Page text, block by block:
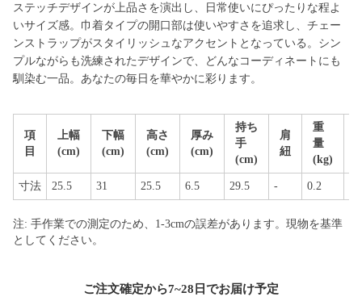
ステッチデザインが上品さを演出し、日常使いにぴったりな程よ
いサイズ感。巾着タイプの開口部は使いやすさを追求し、チェー
ンストラップがスタイリッシュなアクセントとなっている。シン
プルながらも洗練されたデザインで、どんなコーディネートにも
馴染む一品。あなたの毎日を華やかに彩ります。
項
目
上幅
(cm)
下幅
(cm)
高さ
(cm)
厚み
(cm)
持ち
手
(cm)
肩
紐
重
量
(kg)
寸法 25.5 31 25.5 6.5 29.5 - 0.2
注: 手作業での測定のため、1-3cmの誤差があります。現物を基準
としてください。
ご注文確定から7~28日でお届け予定